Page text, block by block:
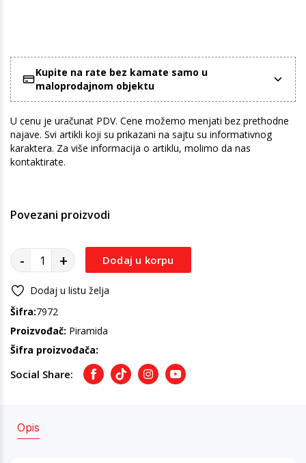
Kupite na rate bez kamate samo u
maloprodajnom objektu
U cenu je uračunat PDV. Cene možemo menjati bez prethodne
najave. Svi artikli koji su prikazani na sajtu su informativnog
karaktera. Za više informacija o artiklu, molimo da nas
kontaktirate.
Povezani proizvodi
- + Dodaj u korpu
Dodaj u listu želja
Šifra:7972
Proizvođač: Piramida
Šifra proizvođača:
Social Share: FacebookTikTokInstagramYoutube
Opis